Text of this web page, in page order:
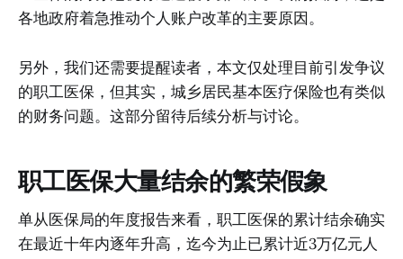
各地政府着急推动个人账户改革的主要原因。
另外，我们还需要提醒读者，本文仅处理目前引发争议
的职工医保，但其实，城乡居民基本医疗保险也有类似
的财务问题。这部分留待后续分析与讨论。
职工医保大量结余的繁荣假象
单从医保局的年度报告来看，职工医保的累计结余确实
在最近十年内逐年升高，迄今为止已累计近3万亿元人